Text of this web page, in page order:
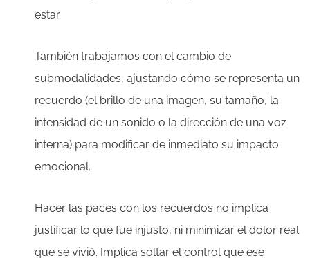
estar.
También trabajamos con el cambio de
submodalidades, ajustando cómo se representa un
recuerdo (el brillo de una imagen, su tamaño, la
intensidad de un sonido o la dirección de una voz
interna) para modificar de inmediato su impacto
emocional.
Hacer las paces con los recuerdos no implica
justificar lo que fue injusto, ni minimizar el dolor real
que se vivió. Implica soltar el control que ese